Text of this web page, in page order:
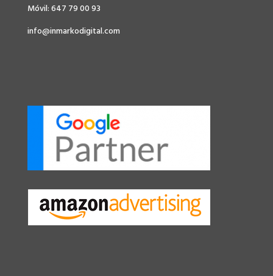
Móvil: 647 79 00 93
info@inmarkodigital.com